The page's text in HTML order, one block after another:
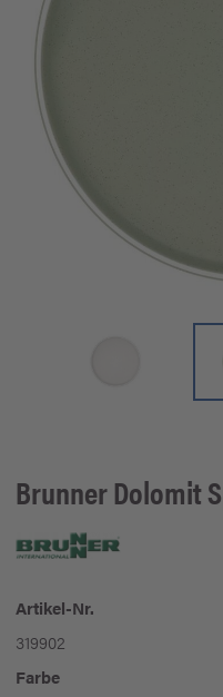
BrunnerDolomit
Artikel-Nr.
319902
Farbe